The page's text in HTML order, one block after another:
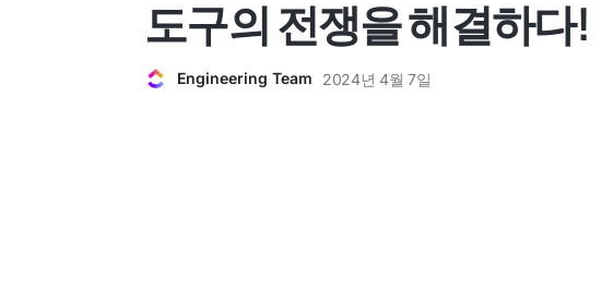
도구의 전쟁을 해결하다!
Engineering Team 2024년 4월 7일